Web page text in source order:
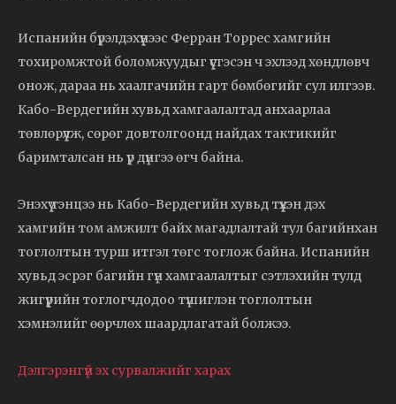
Испанийн бүрэлдэхүүнээс Ферран Торрес хамгийн
тохиромжтой боломжуудыг үүсгэсэн ч эхлээд хөндлөвч
онож, дараа нь хаалгачийн гарт бөмбөгийг сул илгээв.
Кабо-Вердегийн хувьд хамгаалалтад анхаарлаа
төвлөрүүлж, сөрөг довтолгоонд найдах тактикийг
баримталсан нь үр дүнгээ өгч байна.
Энэхүү тэнцээ нь Кабо-Вердегийн хувьд түүхэн дэх
хамгийн том амжилт байх магадлалтай тул багийнхан
тоглолтын турш итгэл төгс тоглож байна. Испанийн
хувьд эсрэг багийн гүн хамгаалалтыг сэтлэхийн тулд
жигүүрийн тоглогчдодоо түшиглэн тоглолтын
хэмнэлийг өөрчлөх шаардлагатай болжээ.
Дэлгэрэнгүй эх сурвалжийг харах